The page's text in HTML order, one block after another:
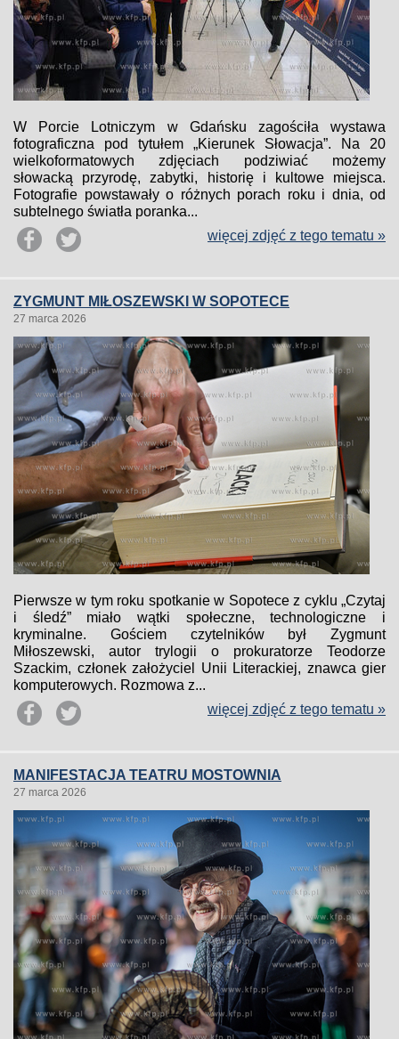
W Porcie Lotniczym w Gdańsku zagościła wystawa
fotograficzna pod tytułem „Kierunek Słowacja”. Na 20
wielkoformatowych zdjęciach podziwiać możemy
słowacką przyrodę, zabytki, historię i kultowe miejsca.
Fotografie powstawały o różnych porach roku i dnia, od
subtelnego światła poranka...
więcej zdjęć z tego tematu »
ZYGMUNT MIŁOSZEWSKI W SOPOTECE
27 marca 2026
Pierwsze w tym roku spotkanie w Sopotece z cyklu „Czytaj
i śledź” miało wątki społeczne, technologiczne i
kryminalne. Gościem czytelników był Zygmunt
Miłoszewski, autor trylogii o prokuratorze Teodorze
Szackim, członek założyciel Unii Literackiej, znawca gier
komputerowych. Rozmowa z...
więcej zdjęć z tego tematu »
MANIFESTACJA TEATRU MOSTOWNIA
27 marca 2026